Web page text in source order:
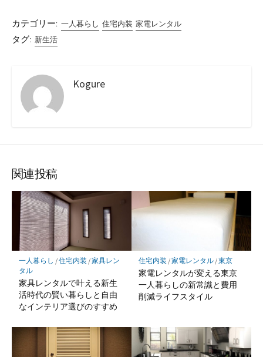
カテゴリー: 一人暮らし 住宅内装 家電レンタル
タグ: 新生活
Kogure
関連投稿
一人暮らし /住宅内装 /家具レン
タル
家具レンタルで叶える新生
活時代の賢い暮らしと自由
なインテリア選びのすすめ
住宅内装 /家電レンタル/東京
家電レンタルが変える東京
一人暮らしの新常識と費用
削減ライフスタイル